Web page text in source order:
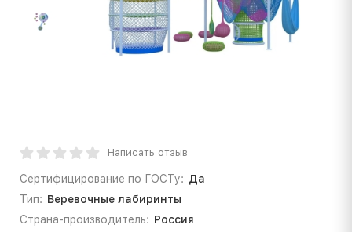
Написать отзыв
Сертифицирование по ГОСТу: Да
Тип: Веревочные лабиринты
Страна-производитель: Россия